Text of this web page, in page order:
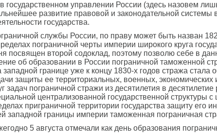
управлении России (здесь назовем
развитие правовой и законодательной системы
государства.
службы России, по праву может быть назван
пограничной черты империи широкого круга
посвящен второй содоклад, поэтому позволю себе в
об образовании в России пограничной таможенной
границе уже к концу 1830-х годов стража стала
защиты ее территориальных, военных, экономических
задач пограничной стражи из десятилетия в
централизованной государственной
приграничной территории государства защиту его
западной границы империи таможенная пограничная
5 августа отмечали как день образования